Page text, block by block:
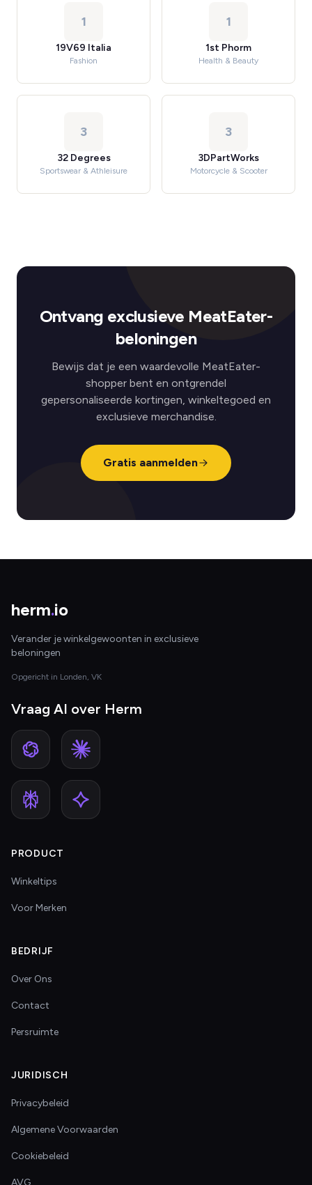
1
19V69 Italia
Fashion
1
1st Phorm
Health & Beauty
3
32 Degrees
Sportswear & Athleisure
3
3DPartWorks
Motorcycle & Scooter
Ontvang exclusieve MeatEater-
beloningen
Bewijs dat je een waardevolle MeatEater-
shopper bent en ontgrendel
gepersonaliseerde kortingen, winkeltegoed en
exclusieve merchandise.
Gratis aanmelden
herm.io
Verander je winkelgewoonten in exclusieve
beloningen
Opgericht in Londen, VK
Vraag AI over Herm
PRODUCT
Winkeltips
Voor Merken
BEDRIJF
Over Ons
Contact
Persruimte
JURIDISCH
Privacybeleid
Algemene Voorwaarden
Cookiebeleid
AVG